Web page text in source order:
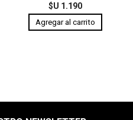
$U 1.190